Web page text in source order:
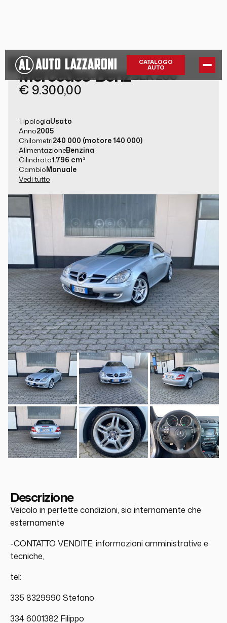
CATALOGO
AUTO
Mercedes-BenzSLK 200
€ 9.300,00
TipologiaUsato
Anno2005
Chilometri240 000 (motore 140 000)
AlimentazioneBenzina
Cilindrata1.796 cm³
CambioManuale
Vedi tutto
GUARDA LA
GALLERY
Descrizione
Veicolo in perfette condizioni, sia internamente che
esternamente
-CONTATTO VENDITE, informazioni amministrative e
tecniche,
tel:
335 8329990 Stefano
334 6001382 Filippo